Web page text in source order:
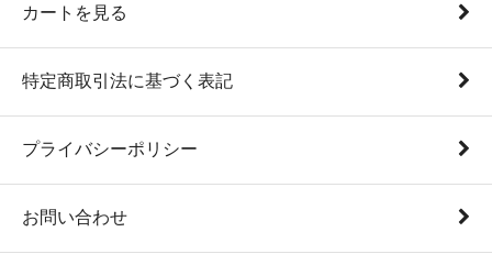
カートを見る
特定商取引法に基づく表記
プライバシーポリシー
お問い合わせ